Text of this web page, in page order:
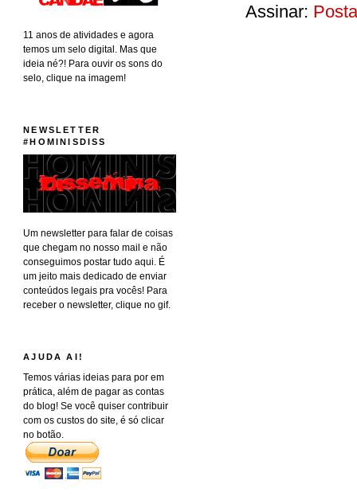
Assinar:
11 anos de atividades e agora
temos um selo digital. Mas que
ideia né?! Para ouvir os sons do
selo, clique na imagem!
NEWSLETTER
#HOMINISDISS
Um newsletter para falar de coisas
que chegam no nosso mail e não
conseguimos postar tudo aqui. É
um jeito mais dedicado de enviar
conteúdos legais pra vocês! Para
receber o newsletter, clique no gif.
AJUDA AI!
Temos várias ideias para por em
prática, além de pagar as contas
do blog! Se você quiser contribuir
com os custos do site, é só clicar
no botão.